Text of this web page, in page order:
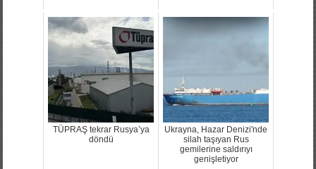
TÜPRAŞ tekrar Rusya’ya
döndü
Ukrayna, Hazar Denizi'nde
silah taşıyan Rus
gemilerine saldırıyı
genişletiyor